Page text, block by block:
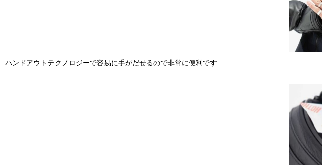
ハンドアウトテクノロジーで容易に手がだせるので非常に便利です